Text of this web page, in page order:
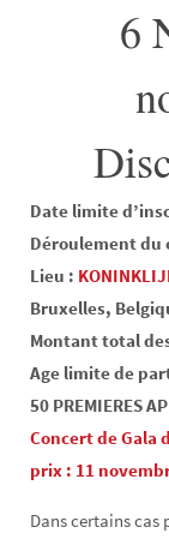
6
Date limite
Déroulement du
Lieu :
Bruxelles,
Montant total
Age limite de
50 PREMIERES
Concert de Gala
prix : 11
Dans certains